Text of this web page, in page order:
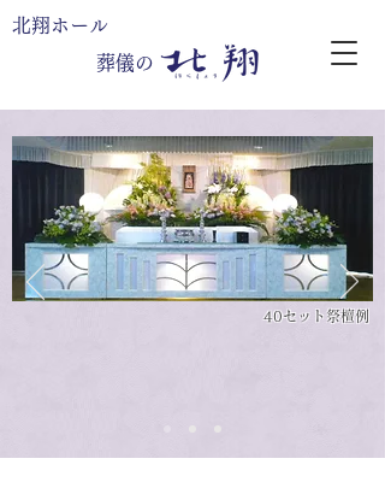
北翔ホール
葬儀の
40セット祭檀例